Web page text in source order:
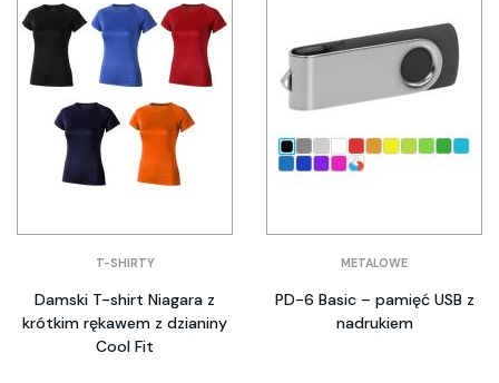
T-SHIRTY
Damski T-shirt Niagara z
krótkim rękawem z dzianiny
Cool Fit
METALOWE
PD-6 Basic – pamięć USB z
nadrukiem